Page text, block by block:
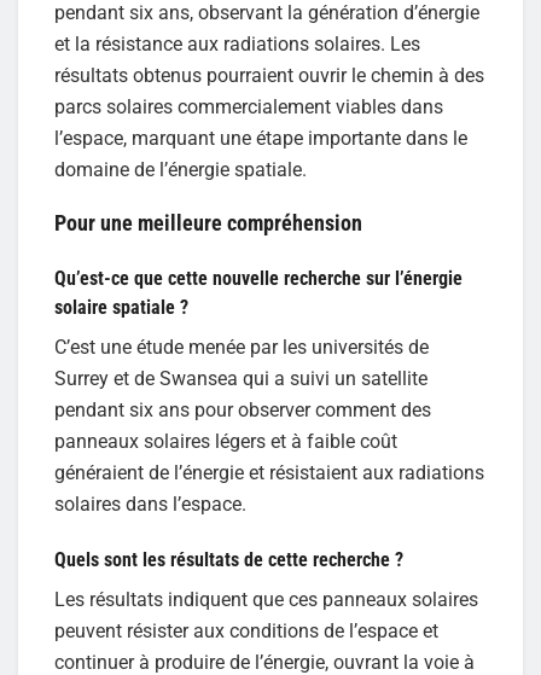
pendant six ans, observant la génération d’énergie
et la résistance aux radiations solaires. Les
résultats obtenus pourraient ouvrir le chemin à des
parcs solaires commercialement viables dans
l’espace, marquant une étape importante dans le
domaine de l’énergie spatiale.
Pour une meilleure compréhension
Qu’est-ce que cette nouvelle recherche sur l’énergie
solaire spatiale ?
C’est une étude menée par les universités de
Surrey et de Swansea qui a suivi un satellite
pendant six ans pour observer comment des
panneaux solaires légers et à faible coût
généraient de l’énergie et résistaient aux radiations
solaires dans l’espace.
Quels sont les résultats de cette recherche ?
Les résultats indiquent que ces panneaux solaires
peuvent résister aux conditions de l’espace et
continuer à produire de l’énergie, ouvrant la voie à